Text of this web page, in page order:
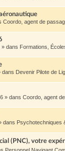
Coordo, agent de
» dans Formations,
dans Devenir Pilote de
» dans Coordo, agent
dans Psychotechniques
(PNC), votre
Personnel Navigant